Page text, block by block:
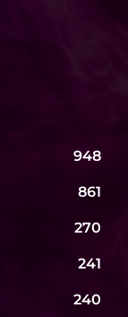
948
861
270
241
240